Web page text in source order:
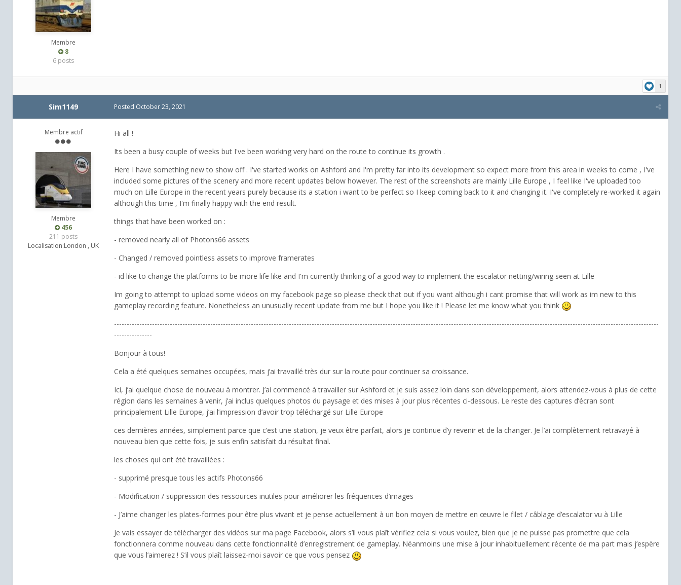
Membre
8
6 posts
1
Sim1149
Membre actif
Membre
456
211 posts
Localisation:London , UK
Posted October 23, 2021
Hi all !
Its been a busy couple of weeks but I've been working very hard on the route to continue its growth .
Here I have something new to show off . I've started works on Ashford and I'm pretty far into its development so expect more from this area in weeks to come , I've
included some pictures of the scenery and more recent updates below however. The rest of the screenshots are mainly Lille Europe , I feel like I've uploaded too
much on Lille Europe in the recent years purely because its a station i want to be perfect so I keep coming back to it and changing it. I've completely re-worked it again
although this time , I'm finally happy with the end result.
things that have been worked on :
- removed nearly all of Photons66 assets
- Changed / removed pointless assets to improve framerates
- id like to change the platforms to be more life like and I'm currently thinking of a good way to implement the escalator netting/wiring seen at Lille
Im going to attempt to upload some videos on my facebook page so please check that out if you want although i cant promise that will work as im new to this
gameplay recording feature. Nonetheless an unusually recent update from me but I hope you like it ! Please let me know what you think
-----------------------------------------------------------------------------------------------------------------------------------------------------------------------------------------------------------------------
---------------
Bonjour à tous!
Cela a été quelques semaines occupées, mais j’ai travaillé très dur sur la route pour continuer sa croissance.
Ici, j’ai quelque chose de nouveau à montrer. J’ai commencé à travailler sur Ashford et je suis assez loin dans son développement, alors attendez-vous à plus de cette
région dans les semaines à venir, j’ai inclus quelques photos du paysage et des mises à jour plus récentes ci-dessous. Le reste des captures d’écran sont
principalement Lille Europe, j’ai l’impression d’avoir trop téléchargé sur Lille Europe
ces dernières années, simplement parce que c’est une station, je veux être parfait, alors je continue d’y revenir et de la changer. Je l’ai complètement retravayé à
nouveau bien que cette fois, je suis enfin satisfait du résultat final.
les choses qui ont été travaillées :
- supprimé presque tous les actifs Photons66
- Modification / suppression des ressources inutiles pour améliorer les fréquences d’images
- J’aime changer les plates-formes pour être plus vivant et je pense actuellement à un bon moyen de mettre en œuvre le filet / câblage d’escalator vu à Lille
Je vais essayer de télécharger des vidéos sur ma page Facebook, alors s’il vous plaît vérifiez cela si vous voulez, bien que je ne puisse pas promettre que cela
fonctionnera comme nouveau dans cette fonctionnalité d’enregistrement de gameplay. Néanmoins une mise à jour inhabituellement récente de ma part mais j’espère
que vous l’aimerez ! S’il vous plaît laissez-moi savoir ce que vous pensez